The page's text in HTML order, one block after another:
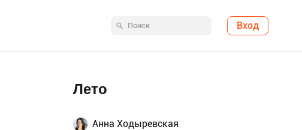
Вход
Лето
Анна Ходыревская